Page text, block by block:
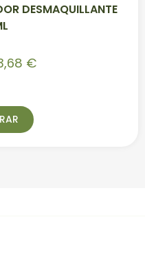
DESMAQUILLANTE
€